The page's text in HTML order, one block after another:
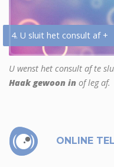
4. U sluit het consult af +
U wenst het consult af te
Haak gewoon in of leg af.
ONLINE